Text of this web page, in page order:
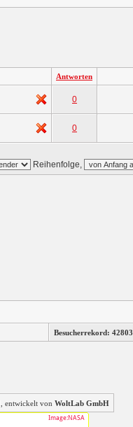
Antworten
0
0
Reihenfolge,
Besucherrekord: 42803
, entwickelt von WoltLab GmbH